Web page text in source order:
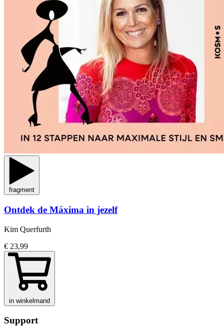
fragment
Ontdek de Máxima in jezelf
Kim Querfurth
€ 23,99
in winkelmand
Support